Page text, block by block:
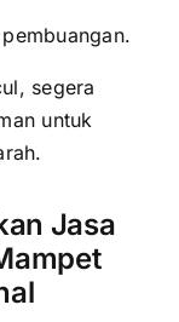
segera
untuk
Jasa